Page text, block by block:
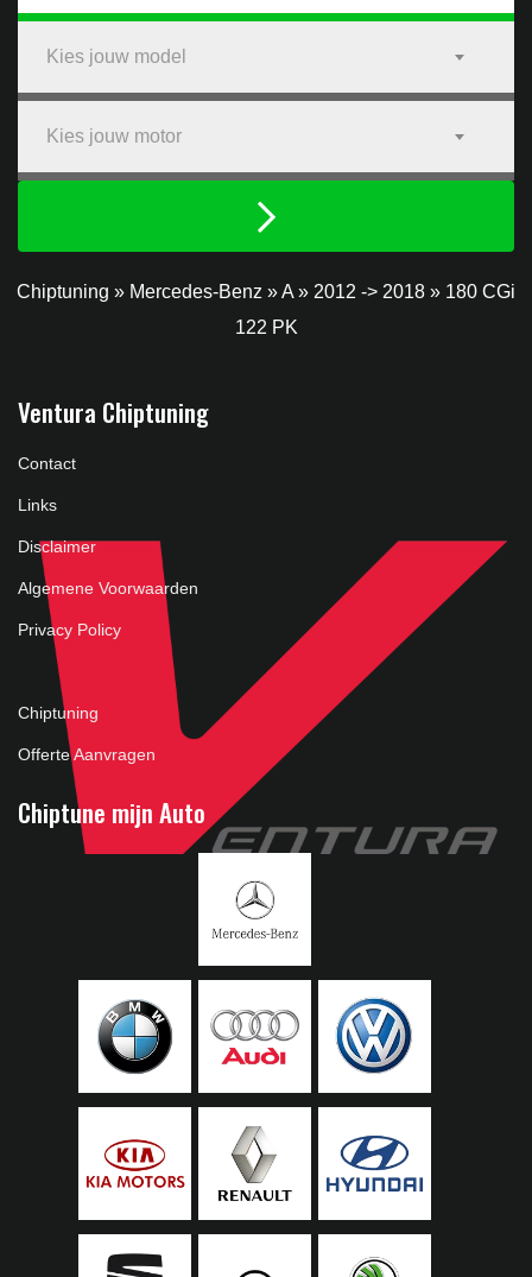
Kies jouw model
Kies jouw motor
Chiptuning » Mercedes-Benz »A » 2012 -> 2018 » 180 CGi
122 PK
Ventura Chiptuning
Contact
Links
Disclaimer
Algemene Voorwaarden
Privacy Policy
Chiptuning
Offerte Aanvragen
Chiptune mijn Auto